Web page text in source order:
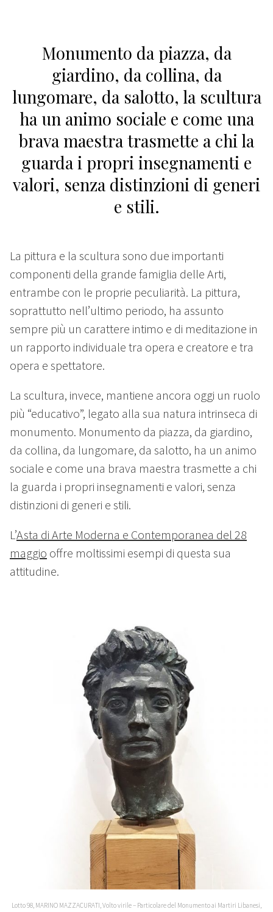
Monumento da piazza, da
giardino, da collina, da
lungomare, da salotto, la scultura
ha un animo sociale e come una
brava maestra trasmette a chi la
guarda i propri insegnamenti e
valori, senza distinzioni di generi
e stili.
La pittura e la scultura sono due importanti
componenti della grande famiglia delle Arti,
entrambe con le proprie peculiarità. La pittura,
soprattutto nell’ultimo periodo, ha assunto
sempre più un carattere intimo e di meditazione in
un rapporto individuale tra opera e creatore e tra
opera e spettatore.
La scultura, invece, mantiene ancora oggi un ruolo
più “educativo”, legato alla sua natura intrinseca di
monumento. Monumento da piazza, da giardino,
da collina, da lungomare, da salotto, ha un animo
sociale e come una brava maestra trasmette a chi
la guarda i propri insegnamenti e valori, senza
distinzioni di generi e stili.
L’Asta di Arte Moderna e Contemporanea del 28
maggio offre moltissimi esempi di questa sua
attitudine.
Lotto 98, MARINO MAZZACURATI, Volto virile – Particolare del Monumento ai Martiri Libanesi,